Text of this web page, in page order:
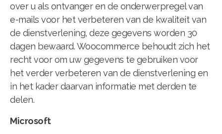
over u als ontvanger en de onderwerpregel van
e-mails voor het verbeteren van de kwaliteit van
de dienstverlening, deze gegevens worden 30
dagen bewaard. Woocommerce behoudt zich het
recht voor om uw gegevens te gebruiken voor
het verder verbeteren van de dienstverlening en
in het kader daarvan informatie met derden te
delen.
Microsoft